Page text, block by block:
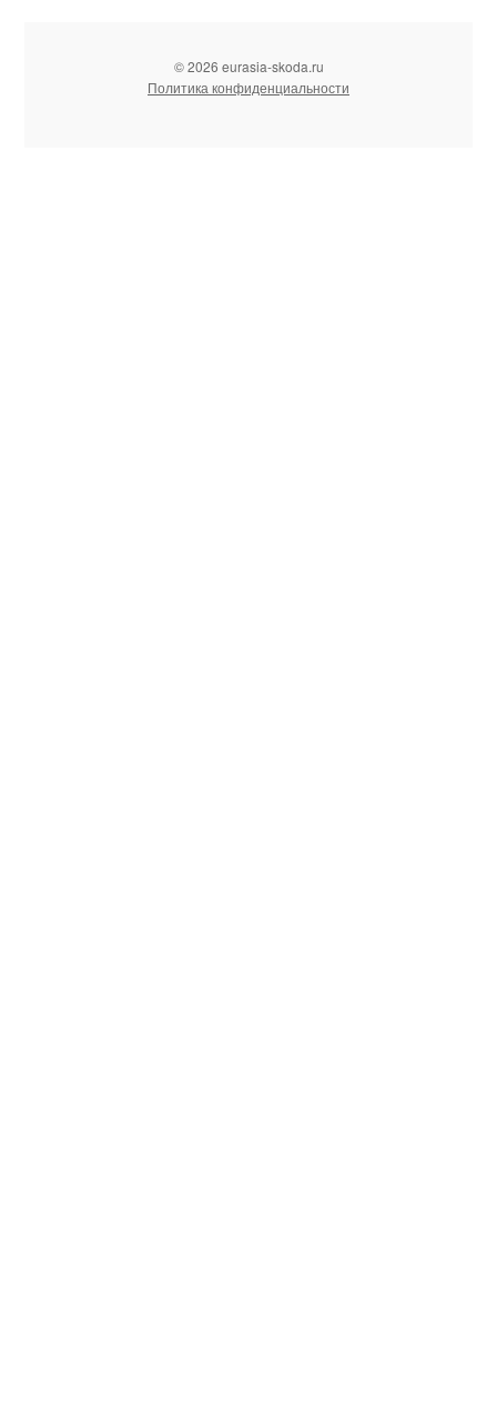
© 2026 eurasia-skoda.ru
Политика конфиденциальности